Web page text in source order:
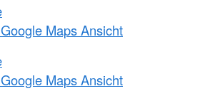
Maps Ansicht
Maps Ansicht